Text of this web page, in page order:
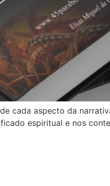
cada aspecto da
espiritual e nos